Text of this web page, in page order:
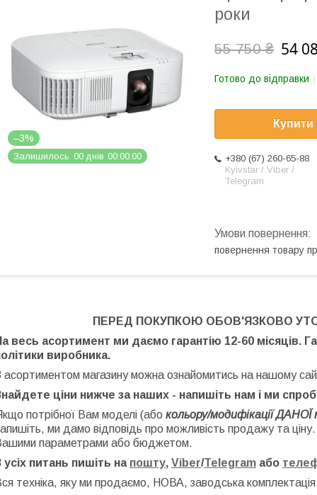
–3%
Залишилось 00 днів 00 00 00
роки
55 750 ₴ 54
Готово до відправки
Купити
+380 (67) 260-65-88
Kyivstar / Viber /
Telegram
повернення товару
ПЕРЕД ПОКУПКОЮ ОБОВ'ЯЗКОВО
весь асортимент ми даємо гарантію 12-60 місяців.
виробника.
асортиментом магазину можна ознайомитись на нашому
ціни нижче за наших - напишіть нам і ми
потрібної Вам моделі (або кольору/модифікації ДАНОЇ
ми дамо відповідь про можливість продажу та
параметрами або бюджетом.
усіх питань пишіть на пошту, Viber/Telegram або
техніка, яку ми продаємо, НОВА, заводська